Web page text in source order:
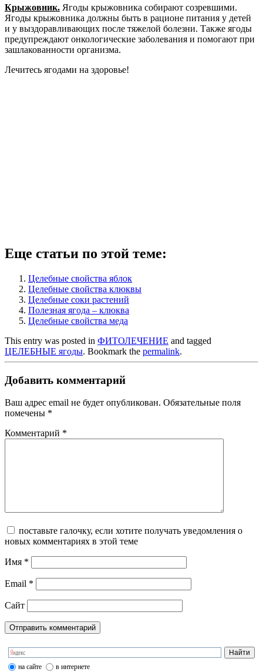
Крыжовник. Ягоды крыжовника собирают созревшими.
Ягоды крыжовника должны быть в рационе питания у детей
и у выздоравливающих после тяжелой болезни. Также ягоды
предупреждают онкологические заболевания и помогают при
зашлакованности организма.
Лечитесь ягодами на здоровье!
Еще статьи по этой теме:
Целебные свойства яблок
Целебные свойства клюквы
Целебные соки растений
Полезная ягода – клюква
Целебные свойства меда
This entry was posted in ФИТОЛЕЧЕНИЕ and tagged
ЦЕЛЕБНЫЕ ягоды. Bookmark the permalink.
Добавить комментарий
Ваш адрес email не будет опубликован. Обязательные поля
помечены *
Комментарий *
поставьте галочку, если хотите получать уведомления о
новых комментариях в этой теме
Имя *
Email *
Сайт
на сайте в интернете